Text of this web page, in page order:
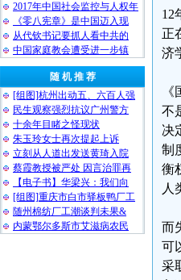
2017年中国社会监控与人权年
《零八宪章》是中国迈入现
从代钦书记要抓人看中共的
中国家庭教会遭受进一步镇
随 机 推 荐
[组图]杭州出动五、六百人强
民生观察强烈抗议广州警方
十余年目睹之怪现状
朱玉玲女士再次提起上诉
立刻从人道出发送黄琦入院
蔡霞教授被严处 因言治罪再
【电子书】华梁兴：我们向
[组图]重庆市白市驿板鸭厂工
随州棉纺厂工潮谈判未果&
内蒙鄂尔多斯市艾滋病农民
12
正
济
不
决
制
衡
人
而
可
采